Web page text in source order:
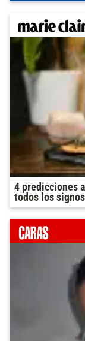
4 predicciones
todos los signos